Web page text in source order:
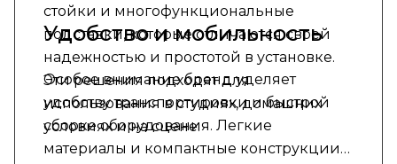
стойки и многофункциональные
подставки, которые отличаются своей
надежностью и простотой в установке.
Эти решения подходят для
использования в студиях, домашних
условиях и на сцене.
Удобство и мобильность
Особое внимание бренд уделяет
удобству транспортировки и быстрой
сборке оборудования. Легкие
материалы и компактные конструкции